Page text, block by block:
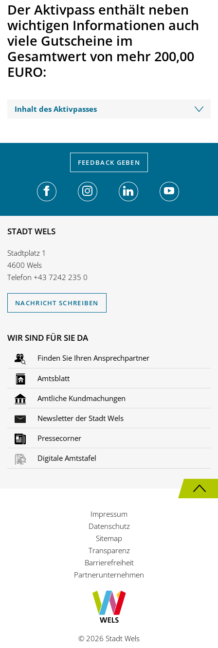
Der Aktivpass enthält neben
wichtigen Informationen auch
viele Gutscheine im
Gesamtwert von mehr 200,00
EURO:
Inhalt des Aktivpasses
FEEDBACK GEBEN
STADT WELS
Stadtplatz 1
4600 Wels
Telefon +43 7242 235 0
NACHRICHT SCHREIBEN
WIR SIND FÜR SIE DA
Finden Sie Ihren Ansprechpartner
Amtsblatt
Amtliche Kundmachungen
Newsletter der Stadt Wels
Pressecorner
Digitale Amtstafel
Impressum
Datenschutz
Sitemap
Transparenz
Barrierefreiheit
Partnerunternehmen
© 2026 Stadt Wels